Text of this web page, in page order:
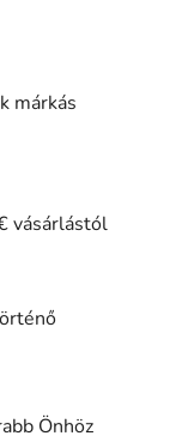
márkás
vásárlástól
Önhöz